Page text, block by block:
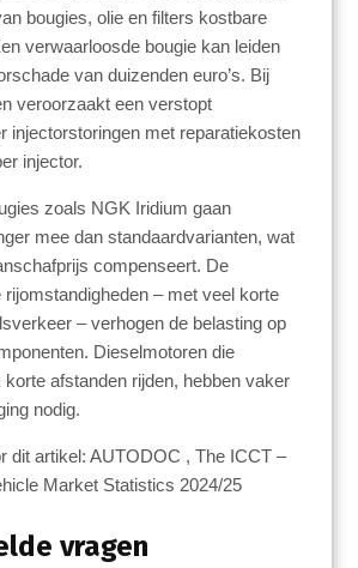
bougies, olie en filters kostbare
verwaarloosde bougie kan leiden
van duizenden euro’s. Bij
veroorzaakt een verstopt
injectorstoringen met reparatiekosten
injector.
zoals NGK Iridium gaan
mee dan standaardvarianten, wat
compenseert. De
rijomstandigheden – met veel korte
– verhogen de belasting op
Dieselmotoren die
korte afstanden rijden, hebben vaker
nodig.
dit artikel: AUTODOC , The ICCT –
Market Statistics 2024/25
vragen